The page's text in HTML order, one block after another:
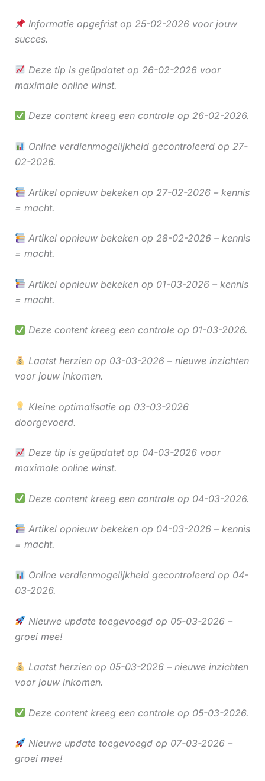
Informatie opgefrist op 25-02-2026 voor jouw
succes.
Deze tip is geüpdatet op 26-02-2026 voor
maximale online winst.
Deze content kreeg een controle op 26-02-2026.
Online verdienmogelijkheid gecontroleerd op 27-
02-2026.
Artikel opnieuw bekeken op 27-02-2026 – kennis
= macht.
Artikel opnieuw bekeken op 28-02-2026 – kennis
= macht.
Artikel opnieuw bekeken op 01-03-2026 – kennis
= macht.
Deze content kreeg een controle op 01-03-2026.
Laatst herzien op 03-03-2026 – nieuwe inzichten
voor jouw inkomen.
Kleine optimalisatie op 03-03-2026
doorgevoerd.
Deze tip is geüpdatet op 04-03-2026 voor
maximale online winst.
Deze content kreeg een controle op 04-03-2026.
Artikel opnieuw bekeken op 04-03-2026 – kennis
= macht.
Online verdienmogelijkheid gecontroleerd op 04-
03-2026.
Nieuwe update toegevoegd op 05-03-2026 –
groei mee!
Laatst herzien op 05-03-2026 – nieuwe inzichten
voor jouw inkomen.
Deze content kreeg een controle op 05-03-2026.
Nieuwe update toegevoegd op 07-03-2026 –
groei mee!